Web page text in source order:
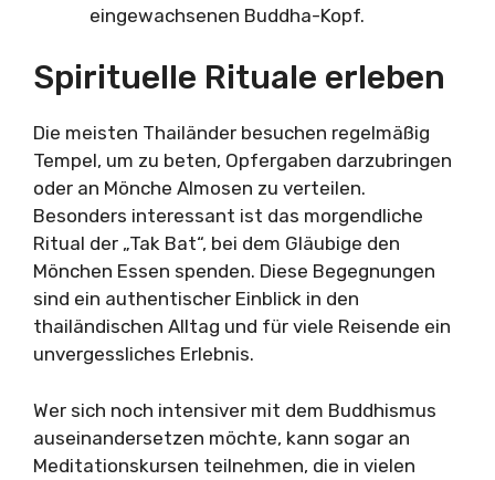
eingewachsenen Buddha-Kopf.
Spirituelle Rituale erleben
Die meisten Thailänder besuchen regelmäßig
Tempel, um zu beten, Opfergaben darzubringen
oder an Mönche Almosen zu verteilen.
Besonders interessant ist das morgendliche
Ritual der „Tak Bat“, bei dem Gläubige den
Mönchen Essen spenden. Diese Begegnungen
sind ein authentischer Einblick in den
thailändischen Alltag und für viele Reisende ein
unvergessliches Erlebnis.
Wer sich noch intensiver mit dem Buddhismus
auseinandersetzen möchte, kann sogar an
Meditationskursen teilnehmen, die in vielen